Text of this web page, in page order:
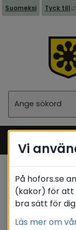
Suomeksi Tyck till
Startsida
/
Omsorg
/
Vi
På hofors.se
(kakor) för att
bra sätt för dig.
Läs mer om